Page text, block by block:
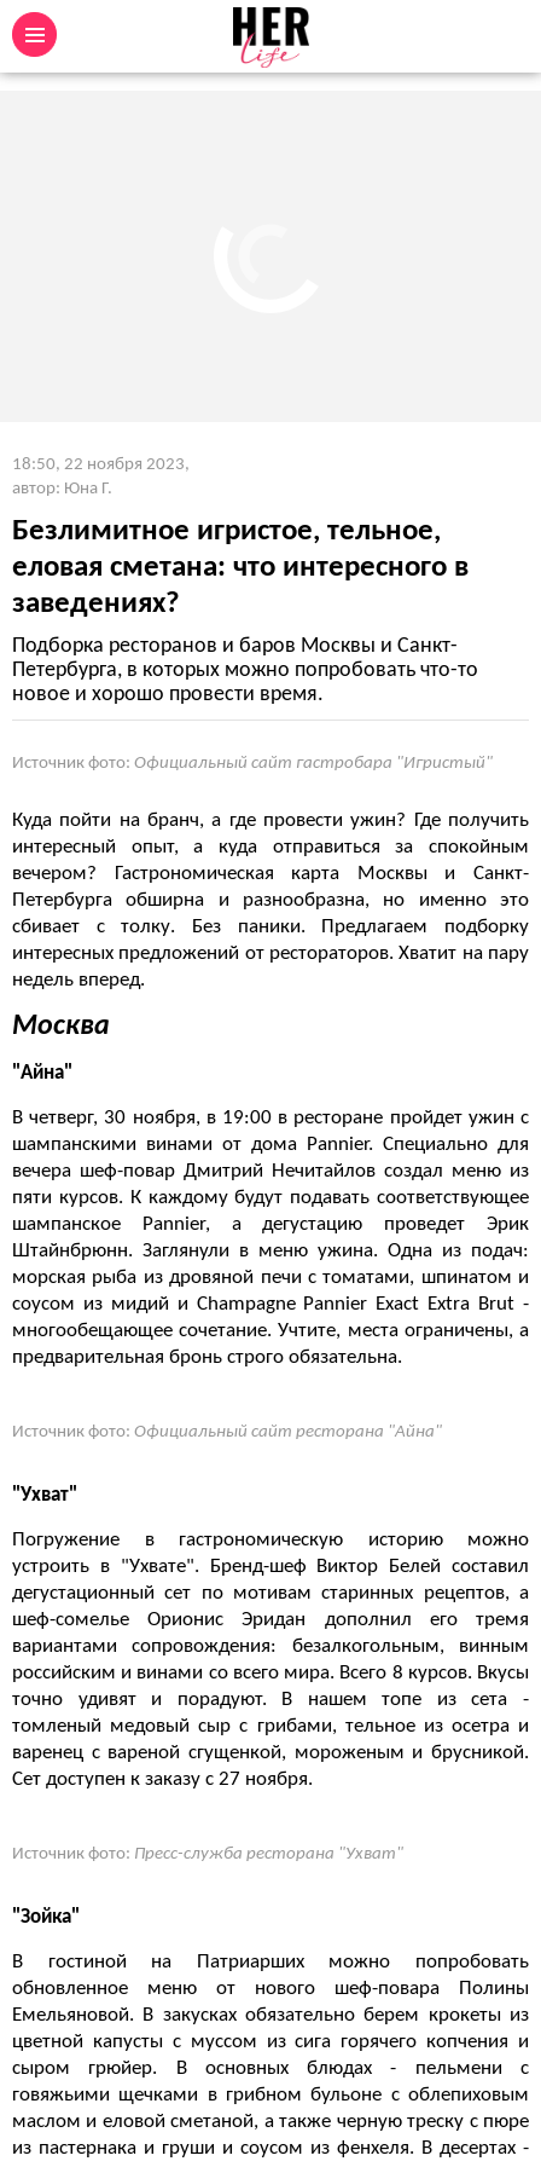
18:50, 22 ноября 2023,
автор: Юна Г.
Безлимитное игристое, тельное,
еловая сметана: что интересного в
заведениях?
Подборка ресторанов и баров Москвы и Санкт-
Петербурга, в которых можно попробовать что-то
новое и хорошо провести время.
Источник фото: Официальный сайт гастробара "Игристый"
Куда пойти на бранч, а где провести ужин? Где получить
интересный опыт, а куда отправиться за спокойным
вечером? Гастрономическая карта Москвы и Санкт-
Петербурга обширна и разнообразна, но именно это
сбивает с толку. Без паники. Предлагаем подборку
интересных предложений от рестораторов. Хватит на пару
недель вперед.
Москва
"Айна"
В четверг, 30 ноября, в 19:00 в ресторане пройдет ужин с
шампанскими винами от дома Pannier. Специально для
вечера шеф-повар Дмитрий Нечитайлов создал меню из
пяти курсов. К каждому будут подавать соответствующее
шампанское Pannier, а дегустацию проведет
Эрик
Штайнбрюнн. Заглянули в меню ужина. Одна из подач:
морская рыба из дровяной печи с томатами, шпинатом и
соусом из мидий и Champagne Pannier Exact Extra Brut -
многообещающее сочетание. Учтите, места ограничены, а
предварительная бронь строго обязательна.
Источник фото: Официальный сайт ресторана "Айна"
"Ухват"
Погружение в гастрономическую историю можно
устроить в "Ухвате". Бренд-шеф Виктор Белей составил
дегустационный сет по мотивам старинных рецептов, а
шеф-сомелье Орионис Эридан дополнил его тремя
вариантами сопровождения: безалкогольным, винным
российским и винами со всего мира. Всего 8 курсов. Вкусы
точно удивят и порадуют. В нашем топе из сета -
томленый медовый сыр с грибами, тельное из осетра и
варенец с вареной сгущенкой, мороженым и брусникой.
Сет доступен к заказу с 27 ноября.
Источник фото: Пресс-служба ресторана "Ухват"
"Зойка"
В гостиной на Патриарших можно попробовать
обновленное меню от нового шеф-повара Полины
Емельяновой. В закусках обязательно берем крокеты из
цветной капусты с муссом из сига горячего копчения и
сыром грюйер. В основных блюдах - пельмени с
говяжьими щечками в грибном бульоне с облепиховым
маслом и еловой сметаной, а также черную треску с пюре
из пастернака и груши и соусом из фенхеля. В десертах -